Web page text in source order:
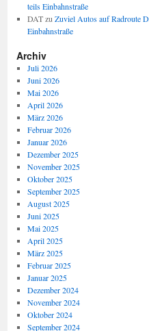
teils Einbahnstraße
DATzu Zuviel Autos auf Radroute
Einbahnstraße
Archiv
Juli 2026
Juni 2026
Mai 2026
April 2026
März 2026
Februar 2026
Januar 2026
Dezember 2025
November 2025
Oktober 2025
September 2025
August 2025
Juni 2025
Mai 2025
April 2025
März 2025
Februar 2025
Januar 2025
Dezember 2024
November 2024
Oktober 2024
September 2024